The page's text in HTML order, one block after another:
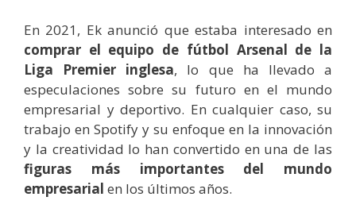
En 2021, Ek anunció que estaba interesado en
comprar el equipo de fútbol Arsenal de la
Liga Premier inglesa, lo que ha llevado a
especulaciones sobre su futuro en el mundo
empresarial y deportivo. En cualquier caso, su
trabajo en Spotify y su enfoque en la innovación
y la creatividad lo han convertido en una de las
figuras más importantes del mundo
empresarial en los últimos años.